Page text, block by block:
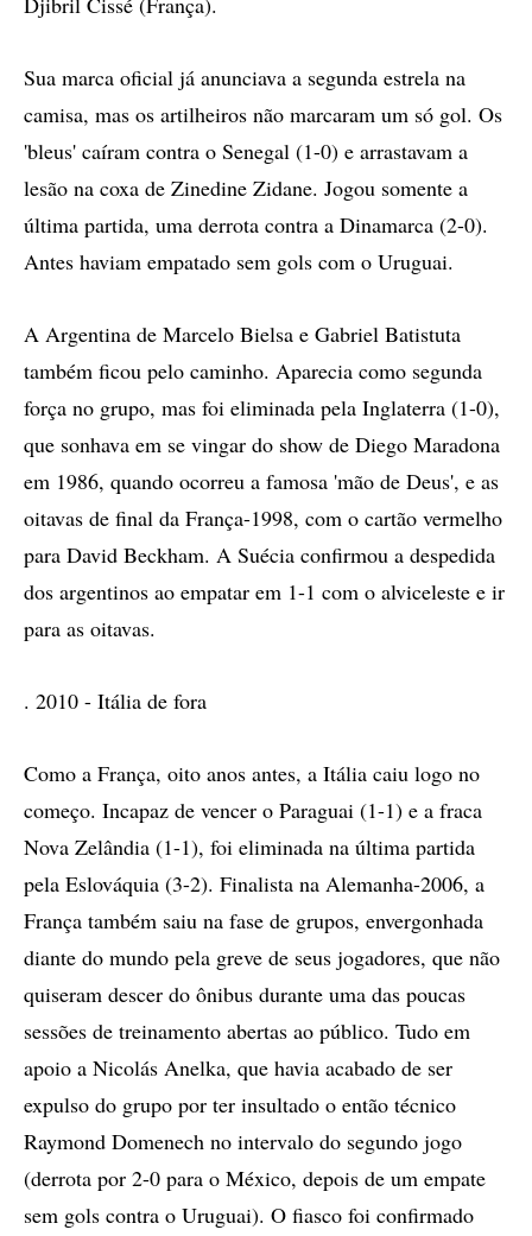
Sua marca oficial já anunciava a segunda estrela na
camisa, mas os artilheiros não marcaram um só gol. Os
'bleus' caíram contra o Senegal (1-0) e arrastavam a
lesão na coxa de Zinedine Zidane. Jogou somente a
última partida, uma derrota contra a Dinamarca (2-0).
Antes haviam empatado sem gols com o Uruguai.
A Argentina de Marcelo Bielsa e Gabriel Batistuta
também ficou pelo caminho. Aparecia como segunda
força no grupo, mas foi eliminada pela Inglaterra (1-0),
que sonhava em se vingar do show de Diego Maradona
em 1986, quando ocorreu a famosa 'mão de Deus', e as
oitavas de final da França-1998, com o cartão vermelho
para David Beckham. A Suécia confirmou a despedida
dos argentinos ao empatar em 1-1 com o alviceleste e ir
para as oitavas.
. 2010 - Itália de fora
Como a França, oito anos antes, a Itália caiu logo no
começo. Incapaz de vencer o Paraguai (1-1) e a fraca
Nova Zelândia (1-1), foi eliminada na última partida
pela Eslováquia (3-2). Finalista na Alemanha-2006, a
França também saiu na fase de grupos, envergonhada
diante do mundo pela greve de seus jogadores, que não
quiseram descer do ônibus durante uma das poucas
sessões de treinamento abertas ao público. Tudo em
apoio a Nicolás Anelka, que havia acabado de ser
expulso do grupo por ter insultado o então técnico
Raymond Domenech no intervalo do segundo jogo
(derrota por 2-0 para o México, depois de um empate
sem gols contra o Uruguai). O fiasco foi confirmado